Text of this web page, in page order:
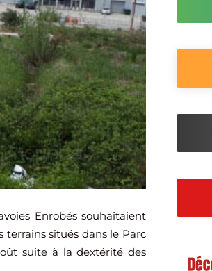
Enrobés souhaitaient
terrains situés dans le Parc
suite à la dextérité des